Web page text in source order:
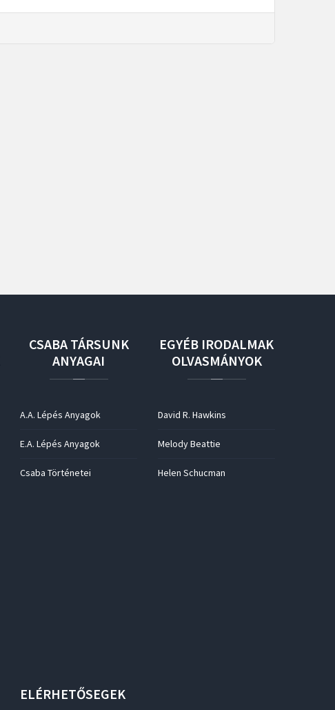
CSABA TÁRSUNK
ANYAGAI
A.A. Lépés Anyagok
E.A. Lépés Anyagok
Csaba Történetei
EGYÉB IRODALMAK
OLVASMÁNYOK
David R. Hawkins
Melody Beattie
Helen Schucman
ELÉRHETŐSEGEK